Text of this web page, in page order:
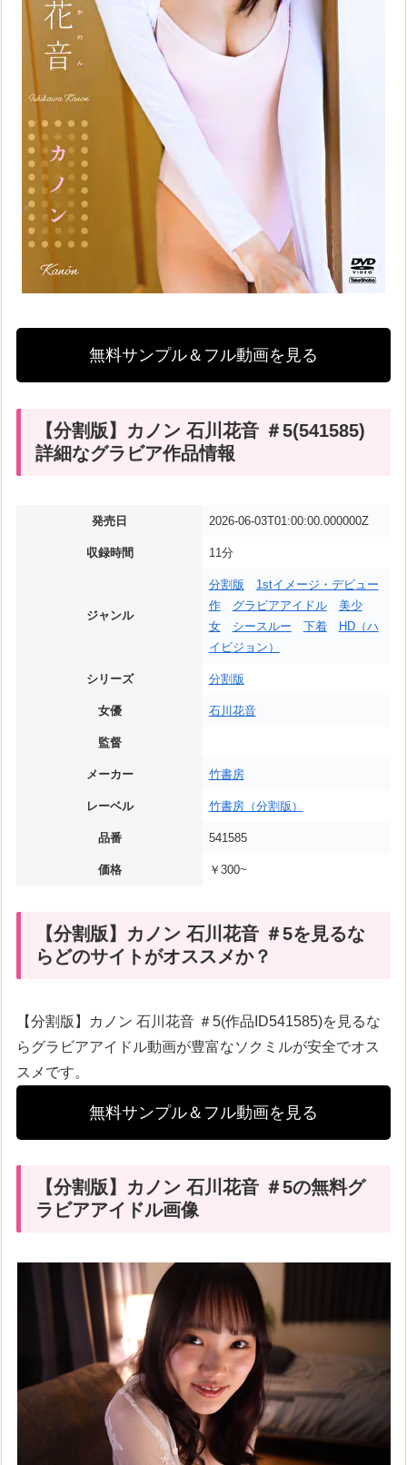
無料サンプル＆フル動画を見る
【分割版】カノン 石川花音 ＃5(541585)
詳細なグラビア作品情報
発売日 2026-06-03T01:00:00.000000Z
収録時間 11分
ジャンル
分割版
1stイメージ・デビュー
作
グラビアアイドル
美少
女
シースルー 下着
HD（ハ
イビジョン）
シリーズ 分割版
女優 石川花音
監督
メーカー 竹書房
レーベル 竹書房（分割版）
品番 541585
価格 ￥300~
【分割版】カノン 石川花音 ＃5を見るな
らどのサイトがオススメか？
【分割版】カノン 石川花音 ＃5(作品ID541585)を見るな
らグラビアアイドル動画が豊富なソクミルが安全でオス
スメです。
無料サンプル＆フル動画を見る
【分割版】カノン 石川花音 ＃5の無料グ
ラビアアイドル画像